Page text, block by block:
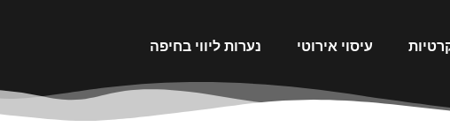
נערות ליווי בחיפה עיסוי אירוטי